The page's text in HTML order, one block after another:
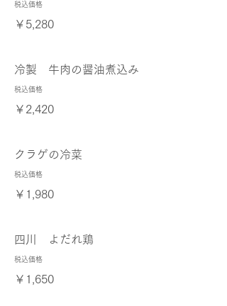
税込価格
￥5,280
冷製 牛肉の醤油煮込み
税込価格
￥2,420
クラゲの冷菜
税込価格
￥1,980
四川 よだれ鶏
税込価格
￥1,650